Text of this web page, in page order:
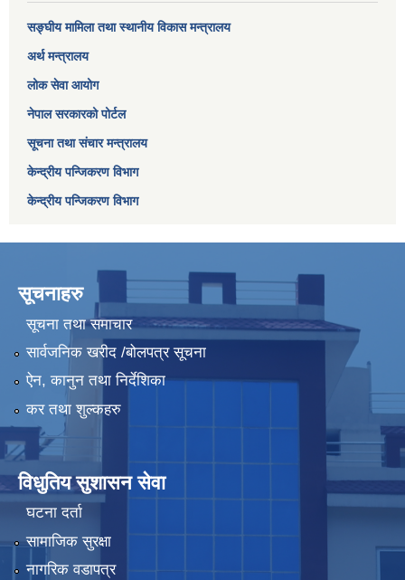
सङ्घीय मामिला तथा स्थानीय विकास मन्त्रालय
अर्थ मन्त्रालय
लोक सेवा आयोग
नेपाल सरकारको पोर्टल
सूचना तथा संचार मन्त्रालय
केन्द्रीय पन्जिकरण विभाग
केन्द्रीय पन्जिकरण विभाग
सूचनाहरु
सूचना तथा समाचार
सार्वजनिक खरीद /बोलपत्र सूचना
ऐन, कानुन तथा निर्देशिका
कर तथा शुल्कहरु
विधुतिय सुशासन सेवा
घटना दर्ता
सामाजिक सुरक्षा
नागरिक वडापत्र